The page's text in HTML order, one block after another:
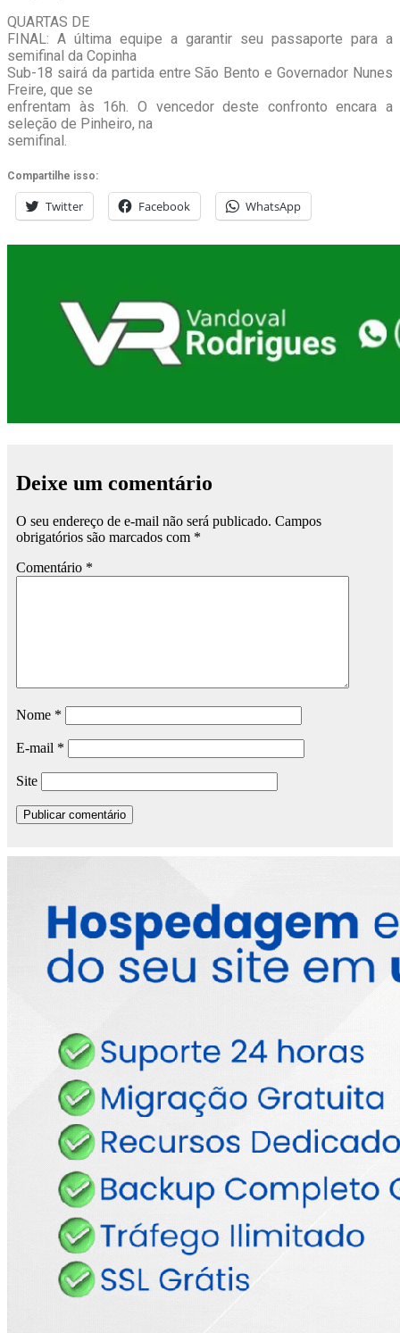
QUARTAS DE
FINAL: A última equipe a garantir seu passaporte para a
semifinal da Copinha
Sub-18 sairá da partida entre São Bento e Governador Nunes
Freire, que se
enfrentam às 16h. O vencedor deste confronto encara a
seleção de Pinheiro, na
semifinal.
Compartilhe isso:
Twitter Facebook WhatsApp
Deixe um comentário
O seu endereço de e-mail não será publicado. Campos
obrigatórios são marcados com *
Comentário *
Nome *
E-mail *
Site